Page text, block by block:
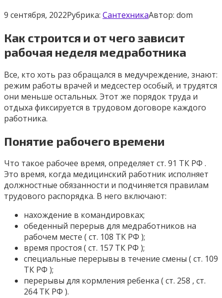
9 сентября, 2022Рубрика: СантехникаАвтор: dom
Как строится и от чего зависит
рабочая неделя медработника
Все, кто хоть раз обращался в медучреждение, знают:
режим работы врачей и медсестер особый, и трудятся
они меньше остальных. Этот же порядок труда и
отдыха фиксируется в трудовом договоре каждого
работника.
Понятие рабочего времени
Что такое рабочее время, определяет ст. 91 ТК РФ .
Это время, когда медицинский работник исполняет
должностные обязанности и подчиняется правилам
трудового распорядка. В него включают:
нахождение в командировках;
обеденный перерыв для медработников на
рабочем месте ( ст. 108 ТК РФ );
время простоя ( ст. 157 ТК РФ );
специальные перерывы в течение смены ( ст. 109
ТК РФ );
перерывы для кормления ребенка ( ст. 258 , ст.
264 ТК РФ ).